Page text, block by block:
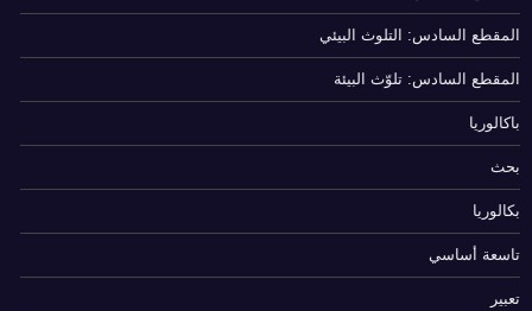
المقطع السادس: التلوث البيئي
المقطع السادس: تلوّث البيئة
باكالوريا
بحث
بكالوريا
تاسعة أساسي
تعبير